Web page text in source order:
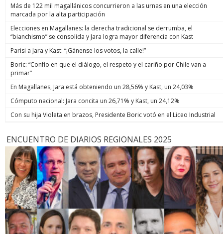
Más de 122 mil magallánicos concurrieron a las urnas en una elección
marcada por la alta participación
Elecciones en Magallanes: la derecha tradicional se derrumba, el
“bianchismo” se consolida y Jara logra mayor diferencia con Kast
Parisi a Jara y Kast: “¡Gánense los votos, la calle!”
Boric: “Confío en que el diálogo, el respeto y el cariño por Chile van a
primar”
En Magallanes, Jara está obteniendo un 28,56% y Kast, un 24,03%
Cómputo nacional: Jara concita un 26,71% y Kast, un 24,12%
Con su hija Violeta en brazos, Presidente Boric votó en el Liceo Industrial
ENCUENTRO DE DIARIOS REGIONALES 2025